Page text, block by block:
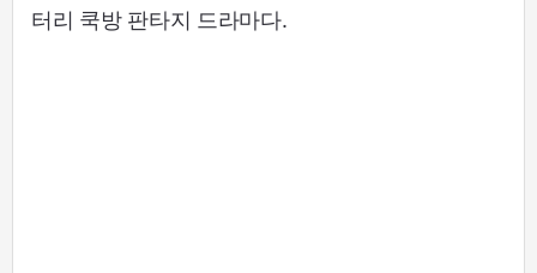
터리 쿡방 판타지 드라마다.